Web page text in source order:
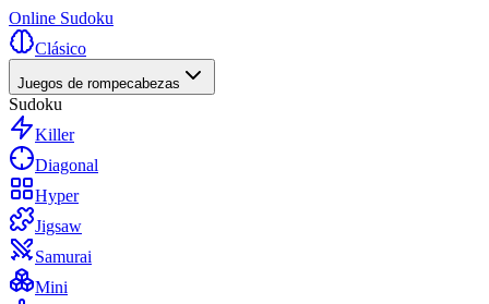
Online Sudoku
Clásico
Juegos de rompecabezas
Sudoku
Killer
Diagonal
Hyper
Jigsaw
Samurai
Mini